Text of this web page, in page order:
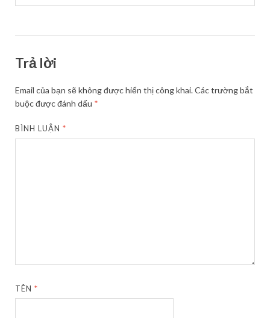
Trả lời
Email của bạn sẽ không được hiển thị công khai.Các trường bắt
buộc được đánh dấu *
BÌNH LUẬN*
TÊN*